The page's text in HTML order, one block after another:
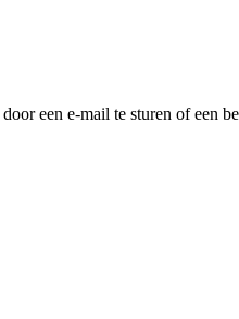
een e-mail te sturen of een